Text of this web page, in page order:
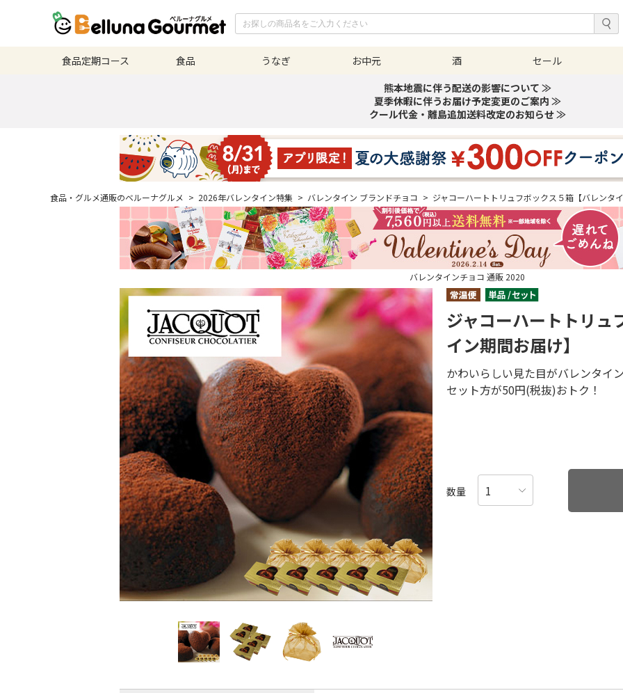
食品定期コース 食品 うなぎ お中元 酒
セール
熊本地震に伴う配送の影響について ≫
夏季休暇に伴うお届け予定変更のご案内 ≫
クール代金・離島追加送料改定のお知らせ ≫
食品・グルメ通販のベルーナグルメ > 2026年バレンタイン特集 > バレンタイン ブランドチョコ > ジャコーハートトリュフボックス５箱【バレンタ
バレンタインチョコ 通販 2020
ジャコーハートトリュ
イン期間お届け】
かわいらしい見た目がバレンタイ
セット方が50円(税抜)おトク！
数量